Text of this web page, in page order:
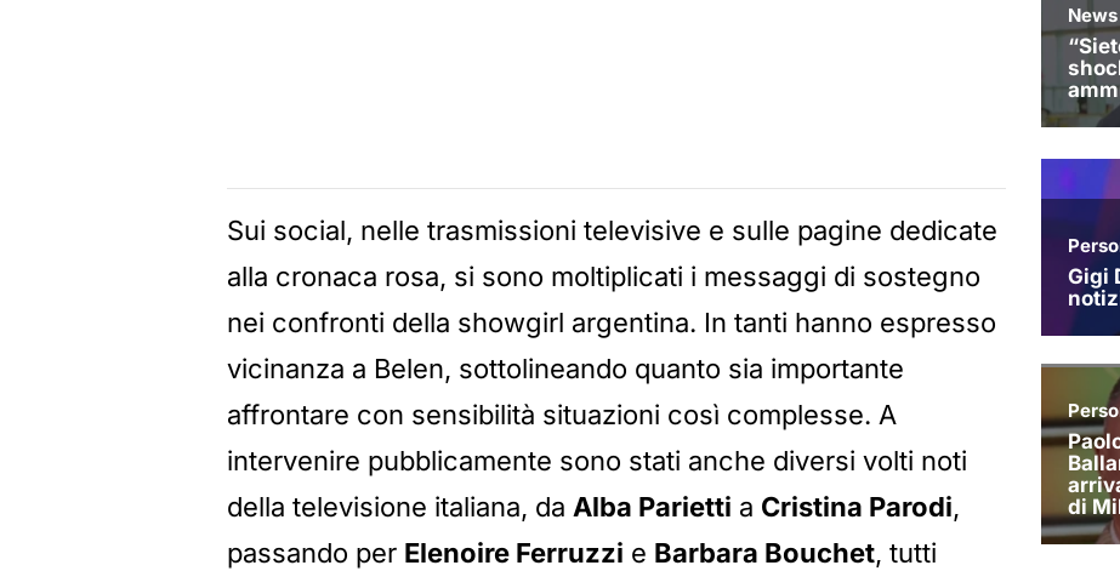
Sui social, nelle trasmissioni televisive e sulle pagine dedicate
alla cronaca rosa, si sono moltiplicati i messaggi di sostegno
nei confronti della showgirl argentina. In tanti hanno espresso
vicinanza a Belen, sottolineando quanto sia importante
affrontare con sensibilità situazioni così complesse. A
intervenire pubblicamente sono stati anche diversi volti noti
della televisione italiana, da Alba Parietti a Cristina Parodi,
passando per Elenoire Ferruzzi e Barbara Bouchet, tutti